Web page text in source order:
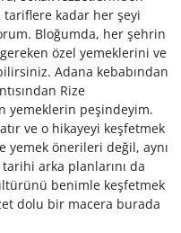
kadar her şeyi
Bloğumda, her şehrin
özel yemeklerini ve
Adana kebabından
Rize
yemeklerin peşindeyim.
ve o hikayeyi keşfetmek
yemek önerileri değil, aynı
arka planlarını da
benimle keşfetmek
dolu bir macera burada